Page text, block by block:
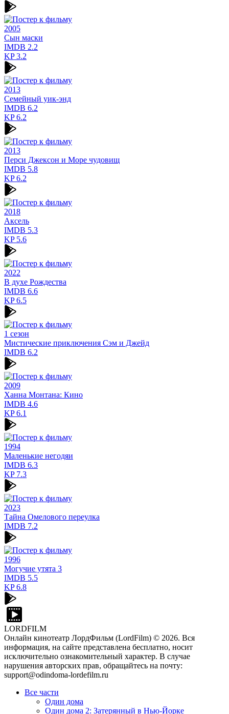
2005
Сын маски
IMDB 2.2
KP3.2
2013
Семейный уик-энд
IMDB 6.2
KP6.2
2013
Перси Джексон и Море чудовищ
IMDB 5.8
KP6.2
2018
Аксель
IMDB 5.3
KP5.6
2022
В духе Рождества
IMDB 6.6
KP6.5
1 сезон
Мистические приключения Сэм и Джейд
IMDB 6.2
2009
Ханна Монтана: Кино
IMDB 4.6
KP6.1
1994
Маленькие негодяи
IMDB 6.3
KP7.3
2023
Тайна Омелового переулка
IMDB 7.2
1996
Могучие утята 3
IMDB 5.5
KP6.8
LORDFILM
Онлайн кинотеатр ЛордФильм (LordFilm) © 2026. Вся
информация, на сайте представлена бесплатно, носит
исключительно ознакомительный характер. В случае
нарушения авторских прав, обращайтесь на почту:
support@odindoma-lordefilm.ru
Все части
Один дома
Один дома 2: Затерянный в Нью-Йорке